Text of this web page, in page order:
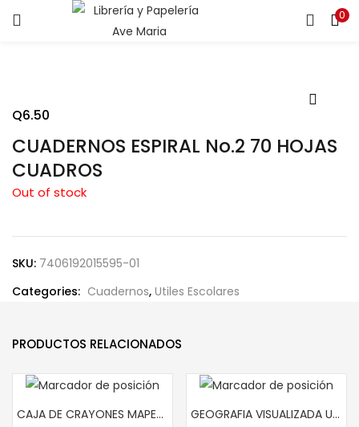
0
ENTRAR REGISTRARSE
CUADERNOS ESPIRAL No.2 70 HOJAS
CUADROS
Q6.50
Out of stock
SKU: 7406192015595-01
Categories: Cuadernos, Utiles Escolares
PRODUCTOS RELACIONADOS
CAJA DE CRAYONES MAPED 48 COLORES
GEOGRAFIA VISUALIZADA UNIVERSAL PIEDRASANTA